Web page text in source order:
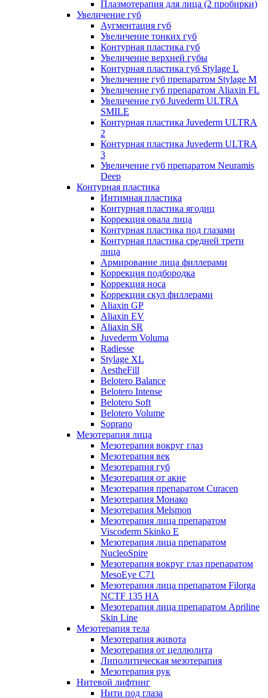
Плазмотерапия для лица (2 пробирки)
Увеличение губ
Аугментация губ
Увеличение тонких губ
Контурная пластика губ
Увеличение верхней губы
Контурная пластика губ Stylage L
Увеличение губ препаратом Stylage M
Увеличение губ препаратом Aliaxin FL
Увеличение губ Juvederm ULTRA
SMILE
Контурная пластика Juvederm ULTRA
2
Контурная пластика Juvederm ULTRA
3
Увеличение губ препаратом Neuramis
Deep
Контурная пластика
Интимная пластика
Контурная пластика ягодиц
Коррекция овала лица
Контурная пластика под глазами
Контурная пластика средней трети
лица
Армирование лица филлерами
Коррекция подбородка
Коррекция носа
Коррекция скул филлерами
Aliaxin GP
Aliaxin EV
Aliaxin SR
Juvederm Voluma
Radiesse
Stylage XL
AestheFill
Belotero Balance
Belotero Intense
Belotero Soft
Belotero Volume
Soprano
Мезотерапия лица
Мезотерапия вокруг глаз
Мезотерапия век
Мезотерапия губ
Мезотерапия от акне
Мезотерапия препаратом Curacen
Мезотерапия Монако
Мезотерапия Melsmon
Мезотерапия лица препаратом
Viscoderm Skinko E
Мезотерапия лица препаратом
NucleoSpire
Мезотерапия вокруг глаз препаратом
MesoEye С71
Мезотерапия лица препаратом Filorga
NCTF 135 HA
Мезотерапия лица препаратом Apriline
Skin Line
Мезотерапия тела
Мезотерапия живота
Мезотерапия от целлюлита
Липолитическая мезотерапия
Мезотерапия рук
Нитевой лифтинг
Нити под глаза